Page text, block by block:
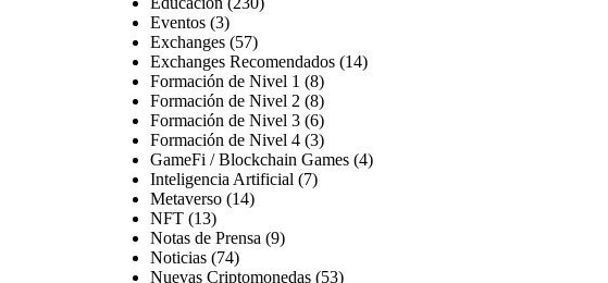
Eventos (3)
Exchanges (57)
Exchanges Recomendados (14)
Formación de Nivel 1 (8)
Formación de Nivel 2 (8)
Formación de Nivel 3 (6)
Formación de Nivel 4 (3)
GameFi / Blockchain Games (4)
Inteligencia Artificial (7)
Metaverso (14)
NFT (13)
Notas de Prensa (9)
Noticias (74)
Nuevas Criptomonedas (53)